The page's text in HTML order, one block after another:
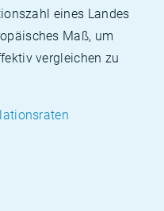
eines Landes
Maß, um
vergleichen zu